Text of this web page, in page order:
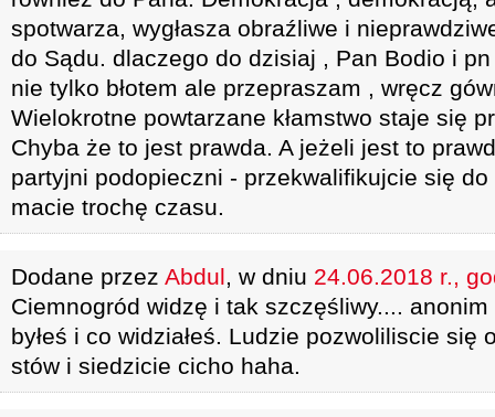
spotwarza, wygłasza obraźliwe i
do Sądu. dlaczego do dzisiaj , Pan Bodio i
nie tylko błotem ale przepraszam , wręcz
Wielokrotne powtarzane kłamstwo staje się
Chyba że to jest prawda. A jeżeli jest to
partyjni podopieczni - przekwalifikujcie się
macie trochę czasu.
Dodane przez Abdul, w dniu 24.06.2018 r.,
Ciemnogród widzę i tak szczęśliwy....
byłeś i co widziałeś. Ludzie pozwoliliscie się
stów i siedzicie cicho haha.